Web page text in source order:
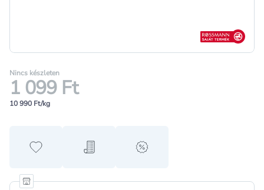
Rossmann
Nincs készleten
1 099 Ft
10 990 Ft/kg
Hozzáadás a kedvencekhez
Hozzáadás a bevásárló listához
alert when on sale